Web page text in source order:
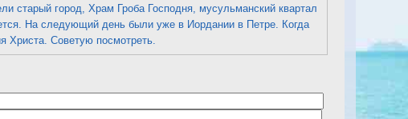
старый город, Храм Гроба Господня, мусульманский квартал
На следующий день были уже в Иордании в Петре. Когда
Христа. Советую посмотреть.